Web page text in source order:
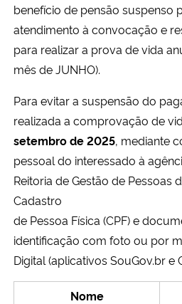
Ministério do Meio Ambiente
Ministério do Turismo
Ministério do Desenvolvimento Regional
Ministério da Mulher, da Família e dos
Secretaria-Geral
Secretaria de Governo
Gabinete de Segurança Institucional
benefício de pensão suspenso
atendimento à convocação e
para realizar a prova de vida
mês de JUNHO).
Para evitar a suspensão do
realizada a comprovação de
setembro de 2025, mediante
pessoal do interessado à
Reitoria de Gestão de Pessoas
Cadastro
de Pessoa Física (CPF) e
identificação com foto ou por
Digital (aplicativos SouGov.br e
Nome